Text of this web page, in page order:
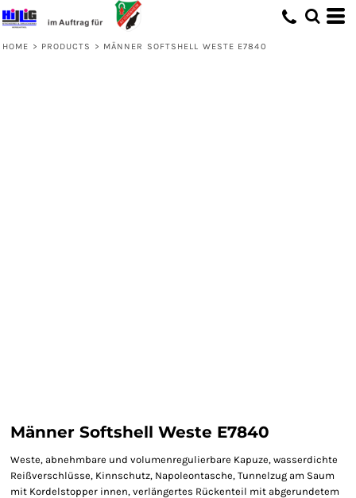
HOME > PRODUCTS > MÄNNER SOFTSHELL WESTE E7840
Männer Softshell Weste E7840
Weste, abnehmbare und volumenregulierbare Kapuze, wasserdichte
Reißverschlüsse, Kinnschutz, Napoleontasche, Tunnelzug am Saum
mit Kordelstopper innen, verlängertes Rückenteil mit abgerundetem